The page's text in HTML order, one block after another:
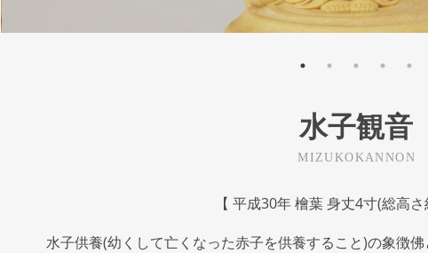
水子観音
MIZUKOKANNON
【 平成30年 檜葉 身丈4寸(総高さ
水子供養(幼くして亡くなった赤子を供養すること)の象徴佛